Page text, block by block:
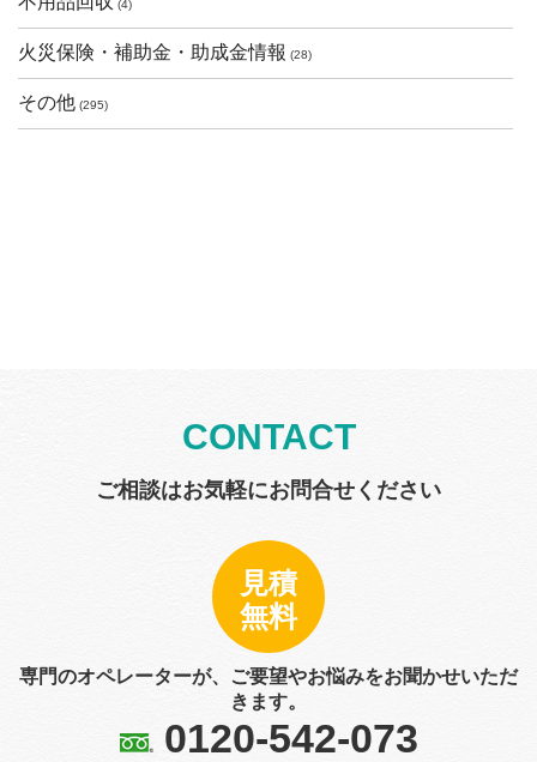
(4)
火災保険・補助金・助成金情報 (28)
その他 (295)
CONTACT
ご相談はお気軽にお問合せください
見積
無料
専門のオペレーターが、ご要望やお悩みをお聞かせいただ
きます。
0120-542-073